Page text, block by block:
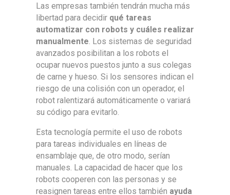
Las empresas también tendrán mucha más
libertad para decidir qué tareas
automatizar con robots y cuáles realizar
manualmente . Los sistemas de seguridad
avanzados posibilitan a los robots el
ocupar nuevos puestos junto a sus colegas
de carne y hueso. Si los sensores indican el
riesgo de una colisión con un operador, el
robot ralentizará automáticamente o variará
su código para evitarlo.
Esta tecnología permite el uso de robots
para tareas individuales en líneas de
ensamblaje que, de otro modo, serían
manuales. La capacidad de hacer que los
robots cooperen con las personas y se
reasignen tareas entre ellos también ayuda